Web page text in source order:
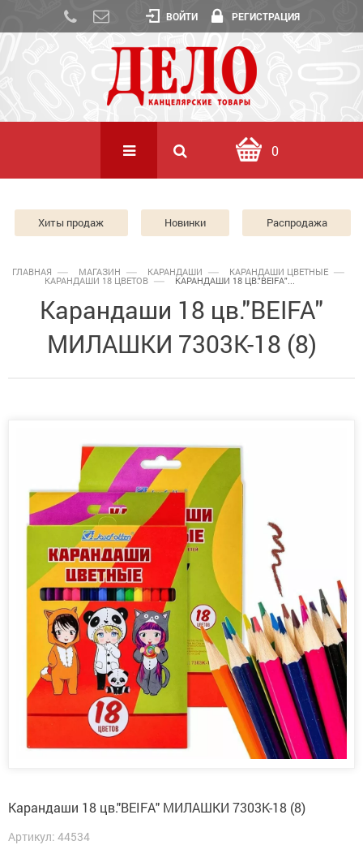
ВОЙТИ РЕГИСТРАЦИЯ
0
Хиты продаж Новинки Распродажа
ГЛАВНАЯ МАГАЗИН КАРАНДАШИ КАРАНДАШИ ЦВЕТНЫЕ
КАРАНДАШИ 18 ЦВЕТОВ КАРАНДАШИ 18 ЦВ."BEIFA"...
Карандаши 18 цв."BEIFA"
МИЛАШКИ 7303К-18 (8)
Карандаши 18 цв."BEIFA" МИЛАШКИ 7303К-18 (8)
Артикул: 44534